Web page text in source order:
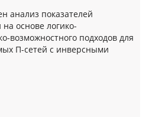
анализ показателей
основе логико-
возможностного подходов для
П-сетей с инверсными